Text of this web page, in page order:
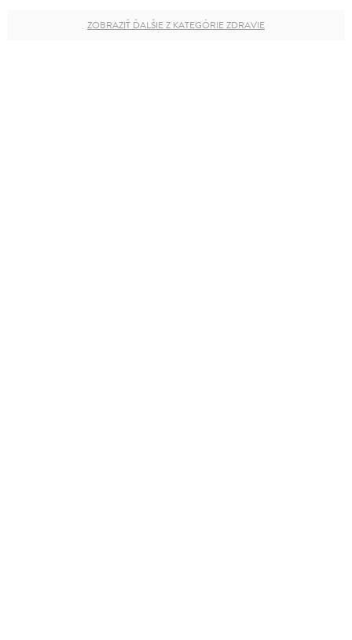
ZOBRAZIŤ ĎALŠIE Z KATEGÓRIE ZDRAVIE